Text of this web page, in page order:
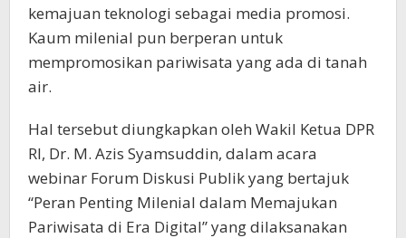
kemajuan teknologi sebagai media promosi.
Kaum milenial pun berperan untuk
mempromosikan pariwisata yang ada di tanah
air.
Hal tersebut diungkapkan oleh Wakil Ketua DPR
RI, Dr. M. Azis Syamsuddin, dalam acara
webinar Forum Diskusi Publik yang bertajuk
“Peran Penting Milenial dalam Memajukan
Pariwisata di Era Digital” yang dilaksanakan